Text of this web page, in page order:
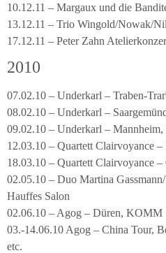
10.12.11 – Margaux und die
13.12.11 – Trio Wingold/Nowak/
17.12.11 – Peter Zahn
2010
07.02.10 – Underkarl – Traben-
08.02.10 – Underkarl –
09.02.10 – Underkarl – Mannheim,
12.03.10 – Quartett Clairvoyance
18.03.10 – Quartett Clairvoyance
02.05.10 – Duo Martina
Hauffes Salon
02.06.10 – Agog – Düren, KOMM
03.-14.06.10 Agog – China Tour,
etc.